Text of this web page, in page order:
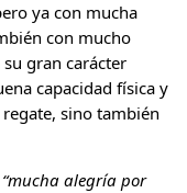
ya con mucha
con mucho
gran carácter
capacidad física y
sino también
“mucha alegría por